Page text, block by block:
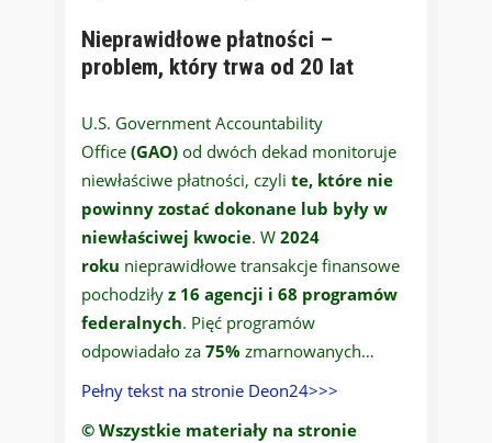
Nieprawidłowe płatności –
problem, który trwa od 20 lat
U.S. Government Accountability
Office (GAO) od dwóch dekad monitoruje
niewłaściwe płatności, czyli te, które nie
powinny zostać dokonane lub były w
niewłaściwej kwocie. W 2024
roku nieprawidłowe transakcje finansowe
pochodziły z 16 agencji i 68 programów
federalnych. Pięć programów
odpowiadało za 75% zmarnowanych…
Pełny tekst na stronie Deon24>>>
© Wszystkie materiały na stronie